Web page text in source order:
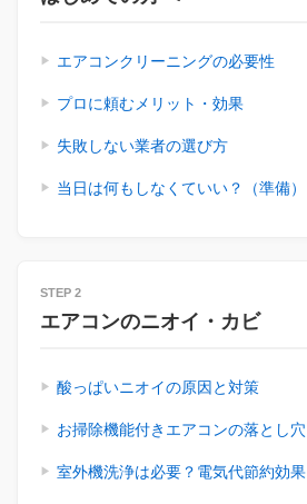
エアコンクリーニングの必要性
プロに頼むメリット・効果
失敗しない業者の選び方
当日は何もしなくていい？（準備）
STEP 2
エアコンのニオイ・カビ
酸っぱいニオイの原因と対策
お掃除機能付きエアコンの落とし穴
室外機洗浄は必要？電気代節約効果